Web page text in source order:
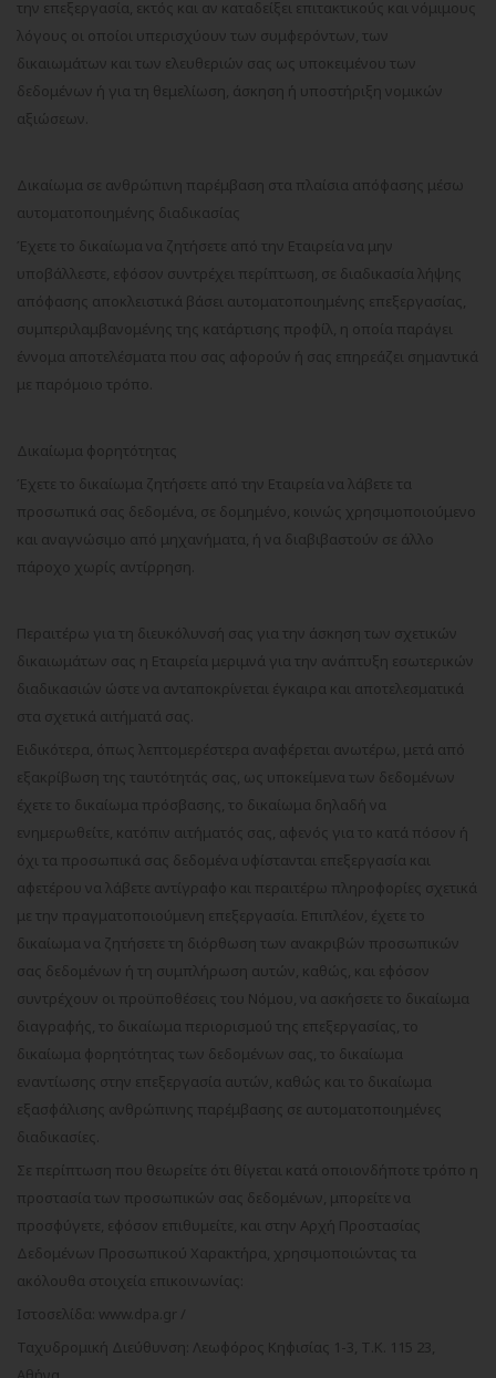
την επεξεργασία, εκτός και αν καταδείξει επιτακτικούς και νόμιμους
λόγους οι οποίοι υπερισχύουν των συμφερόντων, των
δικαιωμάτων και των ελευθεριών σας ως υποκειμένου των
δεδομένων ή για τη θεμελίωση, άσκηση ή υποστήριξη νομικών
αξιώσεων.
Δικαίωμα σε ανθρώπινη παρέμβαση στα πλαίσια απόφασης μέσω
αυτοματοποιημένης διαδικασίας
Έχετε το δικαίωμα να ζητήσετε από την Εταιρεία να μην
υποβάλλεστε, εφόσον συντρέχει περίπτωση, σε διαδικασία λήψης
απόφασης αποκλειστικά βάσει αυτοματοποιημένης επεξεργασίας,
συμπεριλαμβανομένης της κατάρτισης προφίλ, η οποία παράγει
έννομα αποτελέσματα που σας αφορούν ή σας επηρεάζει σημαντικά
με παρόμοιο τρόπο.
Δικαίωμα φορητότητας
Έχετε το δικαίωμα ζητήσετε από την Εταιρεία να λάβετε τα
προσωπικά σας δεδομένα, σε δομημένο, κοινώς χρησιμοποιούμενο
και αναγνώσιμο από μηχανήματα, ή να διαβιβαστούν σε άλλο
πάροχο χωρίς αντίρρηση.
Περαιτέρω για τη διευκόλυνσή σας για την άσκηση των σχετικών
δικαιωμάτων σας η Εταιρεία μεριμνά για την ανάπτυξη εσωτερικών
διαδικασιών ώστε να ανταποκρίνεται έγκαιρα και αποτελεσματικά
στα σχετικά αιτήματά σας.
Ειδικότερα, όπως λεπτομερέστερα αναφέρεται ανωτέρω, μετά από
εξακρίβωση της ταυτότητάς σας, ως υποκείμενα των δεδομένων
έχετε το δικαίωμα πρόσβασης, το δικαίωμα δηλαδή να
ενημερωθείτε, κατόπιν αιτήματός σας, αφενός για το κατά πόσον ή
όχι τα προσωπικά σας δεδομένα υφίστανται επεξεργασία και
αφετέρου να λάβετε αντίγραφο και περαιτέρω πληροφορίες σχετικά
με την πραγματοποιούμενη επεξεργασία. Επιπλέον, έχετε το
δικαίωμα να ζητήσετε τη διόρθωση των ανακριβών προσωπικών
σας δεδομένων ή τη συμπλήρωση αυτών, καθώς, και εφόσον
συντρέχουν οι προϋποθέσεις του Νόμου, να ασκήσετε το δικαίωμα
διαγραφής, το δικαίωμα περιορισμού της επεξεργασίας, το
δικαίωμα φορητότητας των δεδομένων σας, το δικαίωμα
εναντίωσης στην επεξεργασία αυτών, καθώς και το δικαίωμα
εξασφάλισης ανθρώπινης παρέμβασης σε αυτοματοποιημένες
διαδικασίες.
Σε περίπτωση που θεωρείτε ότι θίγεται κατά οποιονδήποτε τρόπο η
προστασία των προσωπικών σας δεδομένων, μπορείτε να
προσφύγετε, εφόσον επιθυμείτε, και στην Αρχή Προστασίας
Δεδομένων Προσωπικού Χαρακτήρα, χρησιμοποιώντας τα
ακόλουθα στοιχεία επικοινωνίας:
Ιστοσελίδα: www.dpa.gr /
Ταχυδρομική Διεύθυνση: Λεωφόρος Κηφισίας 1-3, Τ.Κ. 115 23,